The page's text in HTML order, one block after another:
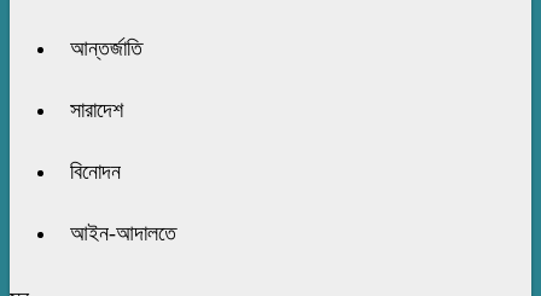
আন্তর্জাতি
সারাদেশ
বিনোদন
আইন-আদালতে